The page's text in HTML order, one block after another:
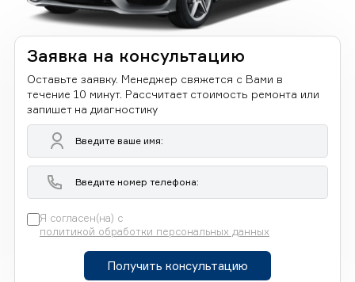
Заявка на консультацию
Оставьте заявку. Менеджер свяжется с Вами в
течение 10 минут. Рассчитает стоимость ремонта или
запишет на диагностику
Я согласен(на) с
политикой обработки персональных данных
Получить консультацию